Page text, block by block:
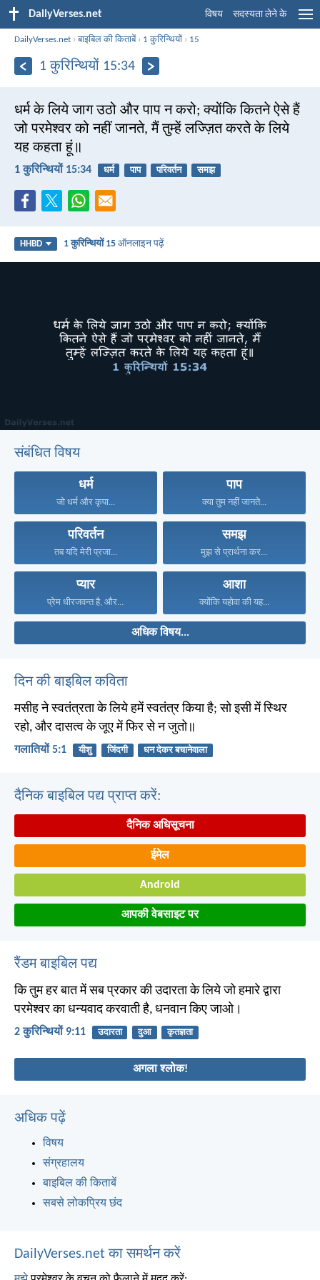
DailyVerses.net विषय सदस्यता लेने के
DailyVerses.net ›बाइबिल की किताबें› 1 कुरिन्थियों › 15
1 कुरिन्थियों 15:34
धर्म के लिये जाग उठो और पाप न करो; क्योंकि कितने ऐसे हैं
जो परमेश्वर को नहीं जानते, मैं तुम्हें लज्ज़ित करते के लिये
यह कहता हूं॥
1 कुरिन्थियों 15:34 धर्म पाप परिवर्तन समझ
HHBD 1 कुरिन्थियों 15 ऑनलाइन पढ़ें
संबंधित विषय
धर्म
जो धर्म और कृपा...
पाप
क्या तुम नहीं जानते...
परिवर्तन
तब यदि मेरी प्रजा...
समझ
मुझ से प्रार्थना कर...
प्यार
प्रेम धीरजवन्त है, और...
आशा
क्योंकि यहोवा की यह...
अधिक विषय...
दिन की बाइबिल कविता
मसीह ने स्वतंत्रता के लिये हमें स्वतंत्र किया है; सो इसी में स्थिर
रहो, और दासत्व के जूए में फिर से न जुतो॥
गलातियों 5:1 यीशु जिंदगी धन देकर बचानेवाला
दैनिक बाइबिल पद्य प्राप्त करें:
दैनिक अधिसूचना
ईमेल
Android
आपकी वेबसाइट पर
रैंडम बाइबिल पद्य
कि तुम हर बात में सब प्रकार की उदारता के लिये जो हमारे द्वारा
परमेश्वर का धन्यवाद करवाती है, धनवान किए जाओ।
2 कुरिन्थियों 9:11 उदारता दुआ कृतज्ञता
अगला श्लोक!
अधिक पढ़ें
विषय
संग्रहालय
बाइबिल की किताबें
सबसे लोकप्रिय छंद
DailyVerses.net का समर्थन करें